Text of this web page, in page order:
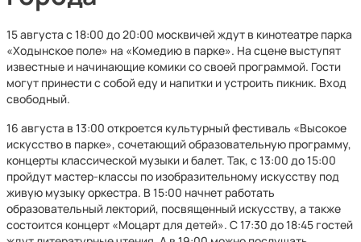
15 августа с 18:00 до 20:00 москвичей ждут в кинотеатре парка
«Ходынское поле» на «Комедию в парке». На сцене выступят
известные и начинающие комики со своей программой. Гости
могут принести с собой еду и напитки и устроить пикник. Вход
свободный.
16 августа в 13:00 откроется культурный фестиваль «Высокое
искусство в парке», сочетающий образовательную программу,
концерты классической музыки и балет. Так, с 13:00 до 15:00
пройдут мастер-классы по изобразительному искусству под
живую музыку оркестра. В 15:00 начнет работать
образовательный лекторий, посвященный искусству, а также
состоится концерт «Моцарт для детей». С 17:30 до 18:45 гостей